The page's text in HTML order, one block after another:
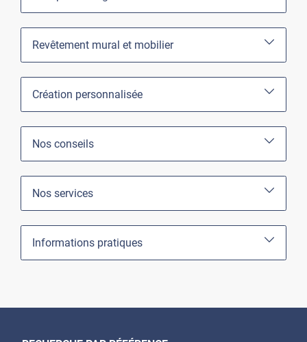
Revêtement mural et mobilier
Création personnalisée
Nos conseils
Nos services
Informations pratiques